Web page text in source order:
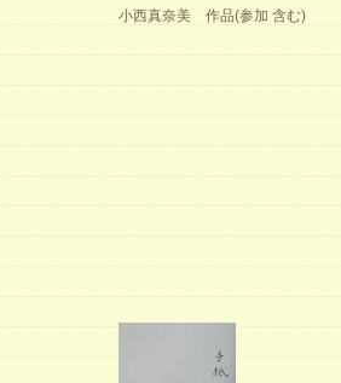
小西真奈美 作品(参加 含む)